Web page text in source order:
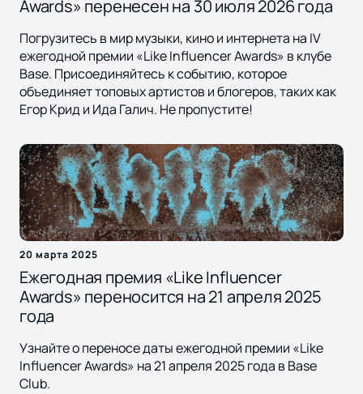
Awards» перенесен на 30 июля 2026 года
Погрузитесь в мир музыки, кино и интернета на IV
ежегодной премии «Like Influencer Awards» в клубе
Base. Присоединяйтесь к событию, которое
объединяет топовых артистов и блогеров, таких как
Егор Крид и Ида Галич. Не пропустите!
20 марта 2025
Ежегодная премия «Like Influencer
Awards» переносится на 21 апреля 2025
года
Узнайте о переносе даты ежегодной премии «Like
Influencer Awards» на 21 апреля 2025 года в Base
Club.